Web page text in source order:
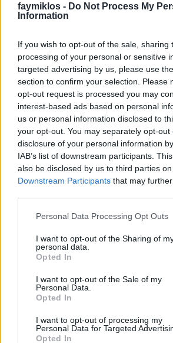
faymiklos - Do Not Process My
Information
If you wish to opt-out of the sale, sharing
processing of your personal or sensitive
targeted advertising by us, please use
section to confirm your selection. Please
opt-out request is processed you may
interest-based ads based on personal
us or personal information disclosed to
your opt-out. You may separately opt-
disclosure of your personal information
IAB’s list of downstream participants.
also be disclosed by us to third parties
Downstream Participants that may
Please note that this website/app uses
not limited to your visit or usage
grant or deny consent to Google and its
use your data for below specified
consent section.
Personal Data Processing Opt Outs
I want to opt-out of the Sharing of
personal data.
Opted In
I want to opt-out of the Sale of my
Personal Data.
Opted In
I want to opt-out of processing my
Personal Data for Targeted
Opted In
Címkék:James Fenimore Cooper
Ajánlott bejegyzések: